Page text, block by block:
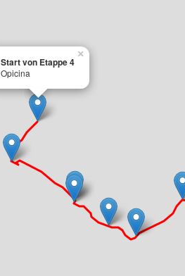
×
Start von Etappe 4
Opicina